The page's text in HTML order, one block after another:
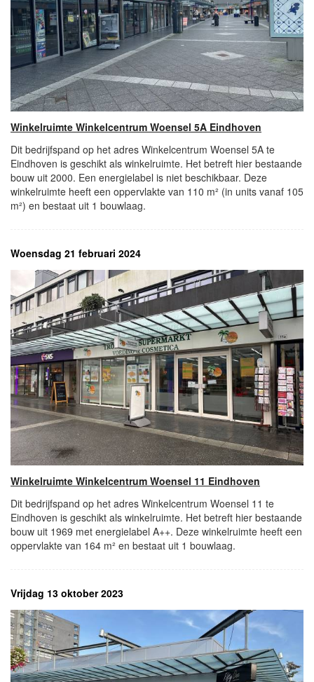
Winkelruimte Winkelcentrum Woensel 5A Eindhoven
Dit bedrijfspand op het adres Winkelcentrum Woensel 5A te
Eindhoven is geschikt als winkelruimte. Het betreft hier bestaande
bouw uit 2000. Een energielabel is niet beschikbaar. Deze
winkelruimte heeft een oppervlakte van 110 m² (in units vanaf 105
m²) en bestaat uit 1 bouwlaag.
Woensdag 21 februari 2024
Winkelruimte Winkelcentrum Woensel 11 Eindhoven
Dit bedrijfspand op het adres Winkelcentrum Woensel 11 te
Eindhoven is geschikt als winkelruimte. Het betreft hier bestaande
bouw uit 1969 met energielabel A++. Deze winkelruimte heeft een
oppervlakte van 164 m² en bestaat uit 1 bouwlaag.
Vrijdag 13 oktober 2023